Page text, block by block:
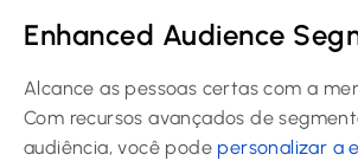
Enhanced Audience
Alcance as pessoas certas com a
Com recursos avançados de
audiência, você pode personalizar a